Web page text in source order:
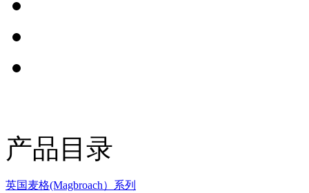
产品目录
英国麦格(Magbroach）系列